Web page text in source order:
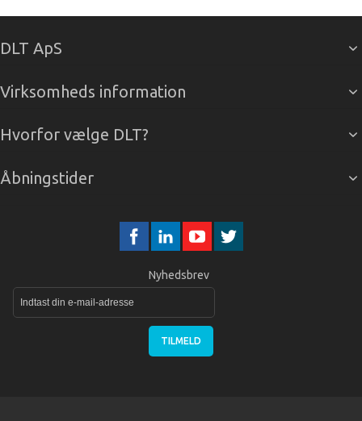
DLT ApS
Virksomheds information
Hvorfor vælge DLT?
Åbningstider
Nyhedsbrev
TILMELD